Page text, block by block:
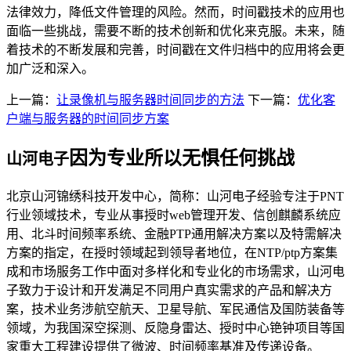
法律效力，降低文件管理的风险。然而，时间戳技术的应用也
面临一些挑战，需要不断的技术创新和优化来克服。未来，随
着技术的不断发展和完善，时间戳在文件归档中的应用将会更
加广泛和深入。
上一篇： 让录像机与服务器时间同步的方法 下一篇： 优化客
户端与服务器的时间同步方案
山河电子因为专业所以无惧任何挑战
北京山河锦绣科技开发中心，简称：山河电子经验专注于PNT
行业领域技术，专业从事授时web管理开发、信创麒麟系统应
用、北斗时间频率系统、金融PTP通用解决方案以及特需解决
方案的指定，在授时领域起到领导者地位，在NTP/ptp方案集
成和市场服务工作中面对多样化和专业化的市场需求，山河电
子致力于设计和开发满足不同用户真实需求的产品和解决方
案，技术业务涉航空航天、卫星导航、军民通信及国防装备等
领域，为我国深空探测、反隐身雷达、授时中心铯钟项目等国
家重大工程建设提供了微波、时间频率基准及传递设备。